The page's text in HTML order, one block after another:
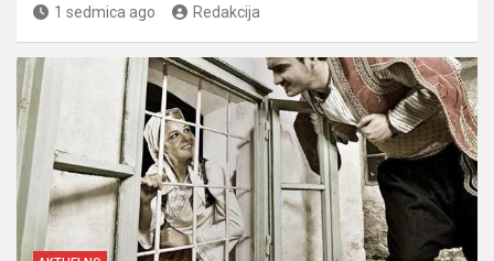
1 sedmica ago Redakcija